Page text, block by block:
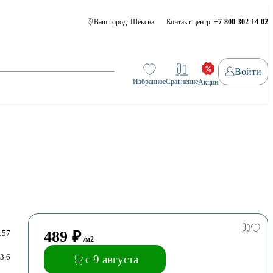
Ваш город: Шексна Контакт-центр: +7-800-302-14-02
ИзбранноеСравнениеАкции
Войти
3.6
489 ₽ /м2
с 9 августа